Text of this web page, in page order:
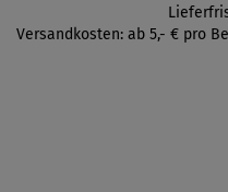
Versandkosten: ab 5,- € pro